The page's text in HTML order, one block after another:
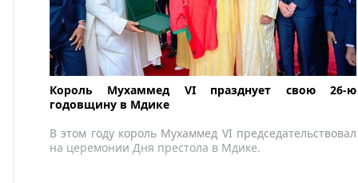
Король Мухаммед VI празднует свою 26-ю
годовщину в Мдике
В этом году король Мухаммед VI председательствовал
на церемонии Дня престола в Мдике.